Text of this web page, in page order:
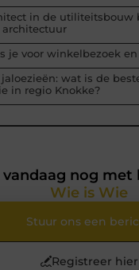
in de
architectuur
je voor winkelbezoek
wat is de
in regio Knokke?
vandaag nog met
Wie is Wie
Stuur ons een
Registreer hier